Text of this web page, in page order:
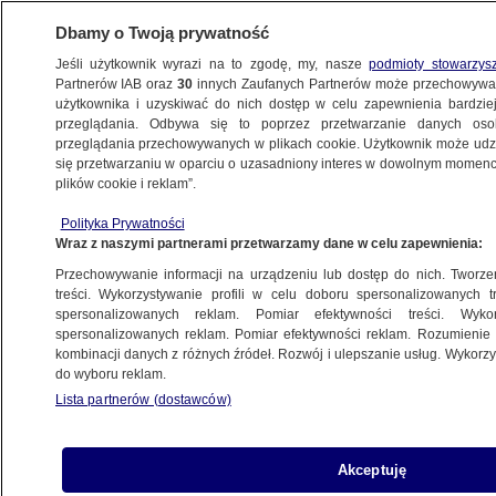
POLSKA
Johnsonem. "O wizach i bezpieczeństwie"
29.08.2017, 15:05
Udostępnij
Dbamy o Twoją prywatność
Jeśli użytkownik wyrazi na to zgodę, my, naszepodmioty
Partnerów IAB oraz30 innych Zaufanych Partnerów może
użytkownika i uzyskiwać do nich dostęp w celu zapewnienia
przeglądania. Odbywa się to poprzez przetwarzanie danych
przeglądania przechowywanych w plikach cookie. Użytkownik może
się przetwarzaniu w oparciu o uzasadniony interes w dowolnym
plików cookie i reklam”.
Polityka Prywatności
Wraz z naszymi partnerami przetwarzamy dane w celu zapewnienia:
Przechowywanie informacji na urządzeniu lub dostęp do nich.
treści. Wykorzystywanie profili w celu doboru spersonalizowanych
spersonalizowanych reklam. Pomiar efektywności treści.
spersonalizowanych reklam. Pomiar efektywności reklam.
kombinacji danych z różnych źródeł. Rozwój i ulepszanie usług.
do wyboru reklam.
Lista partnerów (dostawców)
Akceptuję